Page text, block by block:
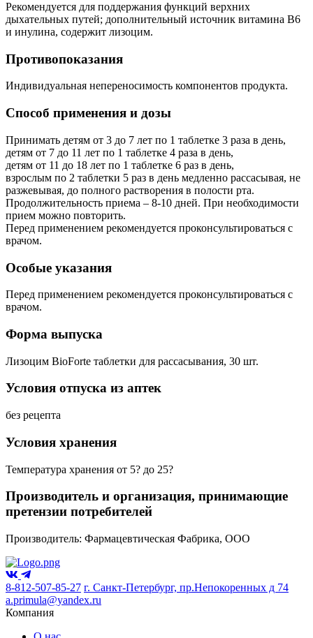
Рекомендуется для поддержания функций верхних
дыхательных путей; дополнительный источник витамина В6
и инулина, содержит лизоцим.
Противопоказания
Индивидуальная непереносимость компонентов продукта.
Способ применения и дозы
Принимать детям от 3 до 7 лет по 1 таблетке 3 раза в день,
детям от 7 до 11 лет по 1 таблетке 4 раза в день,
детям от 11 до 18 лет по 1 таблетке 6 раз в день,
взрослым по 2 таблетки 5 раз в день медленно рассасывая, не
разжевывая, до полного растворения в полости рта.
Продолжительность приема – 8-10 дней. При необходимости
прием можно повторить.
Перед применением рекомендуется проконсультироваться с
врачом.
Особые указания
Перед применением рекомендуется проконсультироваться с
врачом.
Форма выпуска
Лизоцим BioForte таблетки для рассасывания, 30 шт.
Условия отпуска из аптек
без рецепта
Условия хранения
Температура хранения от 5? до 25?
Производитель и организация, принимающие
претензии потребителей
Производитель: Фармацевтическая Фабрика, ООО
8-812-507-85-27 г. Санкт-Петербург, пр.Непокоренных д 74
a.primula@yandex.ru
Компания